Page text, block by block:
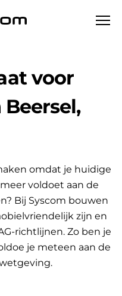
voor
omdat je huidige
voldoet aan de
Bij Syscom bouwen
zijn en
richtlijnen. Zo ben je
je meteen aan de